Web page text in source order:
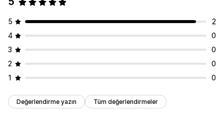
5
2
4
0
3
0
2
0
1
0
Değerlendirme yazın Tüm değerlendirmeler